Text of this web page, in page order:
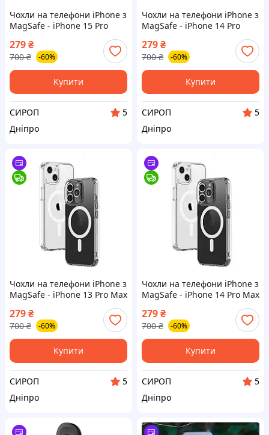
Чохли на телефони iPhone з
MagSafe - iPhone 15 Pro
279₴
700 ₴ -60%
Купити
СИРОП
5
Дніпро
Чохли на телефони iPhone з
MagSafe - iPhone 14 Pro
279₴
700 ₴ -60%
Купити
СИРОП
5
Дніпро
Чохли на телефони iPhone з
MagSafe - iPhone 13 Pro Max
279₴
700 ₴ -60%
Купити
СИРОП
5
Дніпро
Чохли на телефони iPhone з
MagSafe - iPhone 14 Pro Max
279₴
700 ₴ -60%
Купити
СИРОП
5
Дніпро